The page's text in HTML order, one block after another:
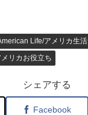
Life/アメリカ生活
リカお役立ち
シェアする
Facebook